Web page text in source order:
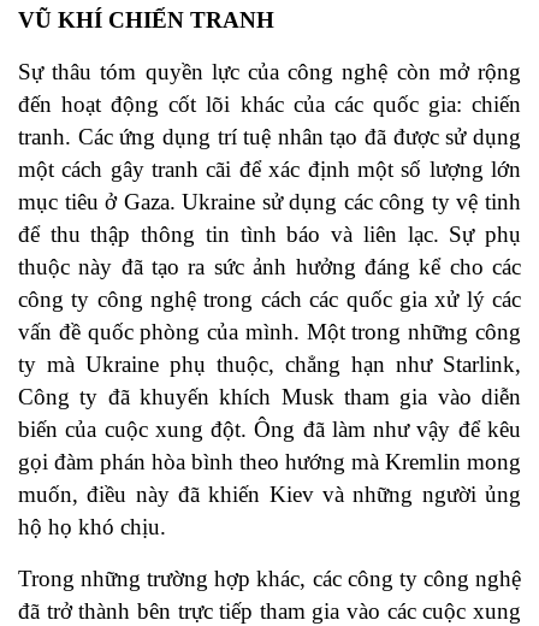
VŨ KHÍ CHIẾN TRANH
Sự thâu tóm quyền lực của công nghệ còn mở rộng
đến hoạt động cốt lõi khác của các quốc gia: chiến
tranh. Các ứng dụng trí tuệ nhân tạo đã được sử dụng
một cách gây tranh cãi để xác định một số lượng lớn
mục tiêu ở Gaza. Ukraine sử dụng các công ty vệ tinh
để thu thập thông tin tình báo và liên lạc. Sự phụ
thuộc này đã tạo ra sức ảnh hưởng đáng kể cho các
công ty công nghệ trong cách các quốc gia xử lý các
vấn đề quốc phòng của mình. Một trong những công
ty mà Ukraine phụ thuộc, chẳng hạn như Starlink,
Công ty đã khuyến khích Musk tham gia vào diễn
biến của cuộc xung đột. Ông đã làm như vậy để kêu
gọi đàm phán hòa bình theo hướng mà Kremlin mong
muốn, điều này đã khiến Kiev và những người ủng
hộ họ khó chịu.
Trong những trường hợp khác, các công ty công nghệ
đã trở thành bên trực tiếp tham gia vào các cuộc xung